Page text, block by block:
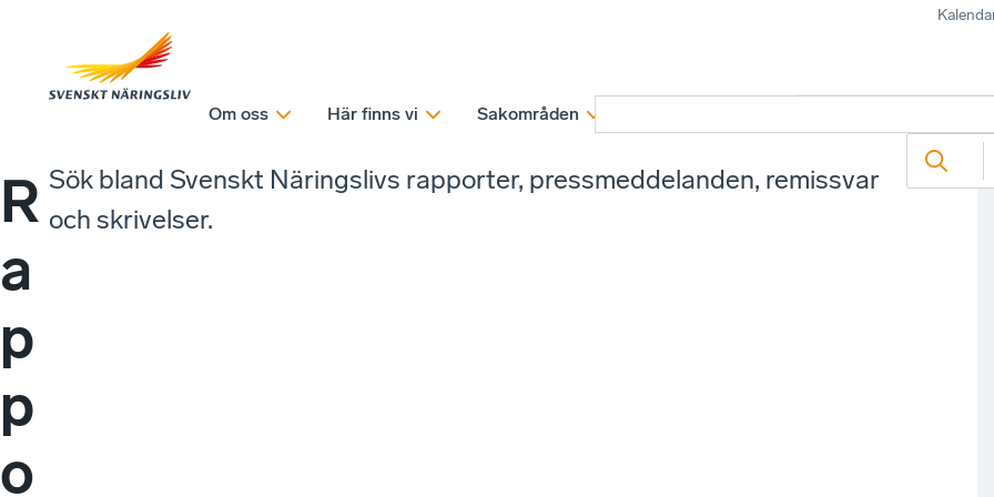
Om oss Här finns vi Sakområden
R
a
p
p
o
Sök bland Svenskt Näringslivs rapporter, pressmeddelanden, remissvar
och skrivelser.